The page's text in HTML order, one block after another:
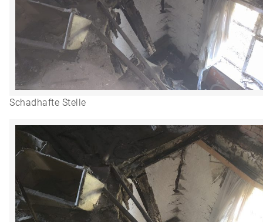
Schadhafte Stelle